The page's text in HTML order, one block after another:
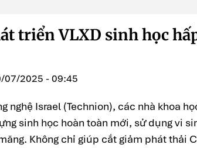
triển VLXD sinh học
07/2025 - 09:45
nghệ Israel (Technion), các nhà khoa
sinh học hoàn toàn mới, sử dụng vi
Không chỉ giúp cắt giảm phát thải